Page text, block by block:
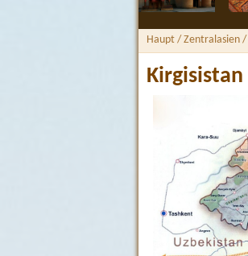
Haupt / Zentralasien /
Kirgisistan